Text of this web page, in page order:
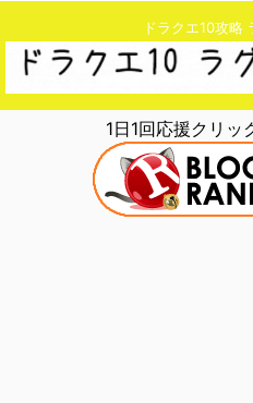
ドラクエ10攻略
1日1回応援クリッ